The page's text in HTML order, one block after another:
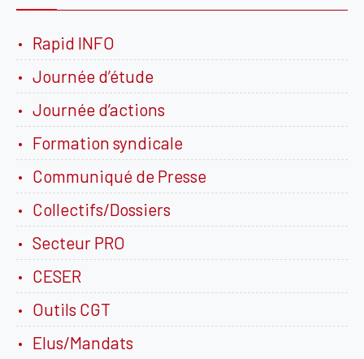
Rapid INFO
Journée d’étude
Journée d’actions
Formation syndicale
Communiqué de Presse
Collectifs/Dossiers
Secteur PRO
CESER
Outils CGT
Elus/Mandats